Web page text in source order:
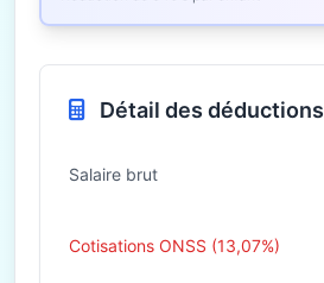
Détail des déductions
Salaire brut
Cotisations ONSS (13,07%)